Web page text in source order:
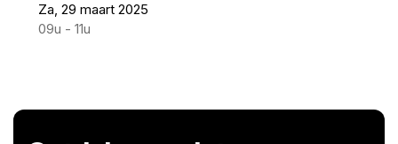
Za, 29 maart 2025
09u - 11u